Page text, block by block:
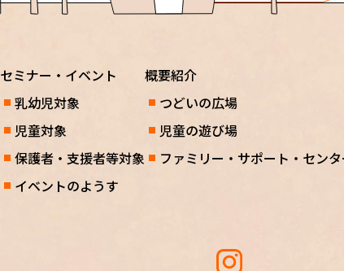
セミナー・イベント
乳幼児対象
児童対象
保護者・支援者等対象
イベントのようす
概要紹介
つどいの広場
児童の遊び場
ファミリー・サポート・セン